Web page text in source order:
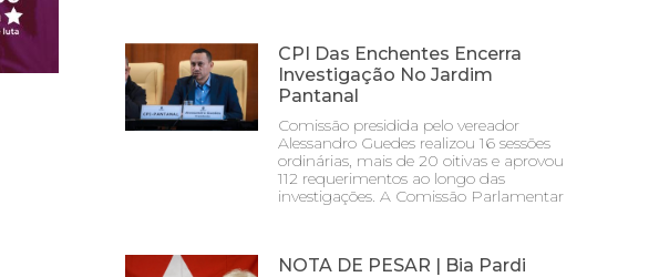
CPI Das Enchentes Encerra
Investigação No Jardim
Pantanal
Comissão presidida pelo vereador
Alessandro Guedes realizou 16 sessões
ordinárias, mais de 20 oitivas e aprovou
112 requerimentos ao longo das
investigações. A Comissão Parlamentar
NOTA DE PESAR | Bia Pardi